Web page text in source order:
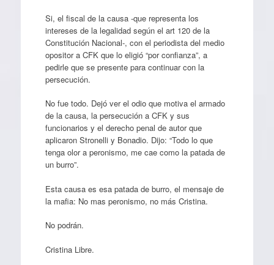
Si, el fiscal de la causa -que representa los
intereses de la legalidad según el art 120 de la
Constitución Nacional-, con el periodista del medio
opositor a CFK que lo eligió “por confianza”, a
pedirle que se presente para continuar con la
persecución.
No fue todo. Dejó ver el odio que motiva el armado
de la causa, la persecución a CFK y sus
funcionarios y el derecho penal de autor que
aplicaron Stronelli y Bonadio. Dijo: “Todo lo que
tenga olor a peronismo, me cae como la patada de
un burro”.
Esta causa es esa patada de burro, el mensaje de
la mafia: No mas peronismo, no más Cristina.
No podrán.
Cristina Libre.